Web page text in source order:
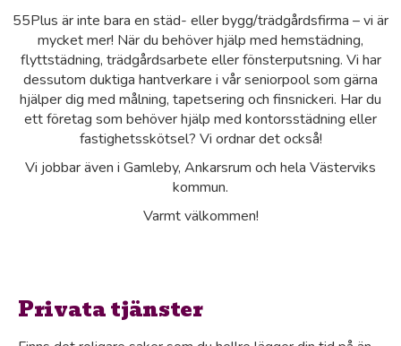
55Plus är inte bara en städ- eller bygg/trädgårdsfirma – vi är
mycket mer! När du behöver hjälp med hemstädning,
flyttstädning, trädgårdsarbete eller fönsterputsning. Vi har
dessutom duktiga hantverkare i vår seniorpool som gärna
hjälper dig med målning, tapetsering och finsnickeri. Har du
ett företag som behöver hjälp med kontorsstädning eller
fastighetsskötsel? Vi ordnar det också!
Vi jobbar även i Gamleby, Ankarsrum och hela Västerviks
kommun.
Varmt välkommen!
Privata tjänster